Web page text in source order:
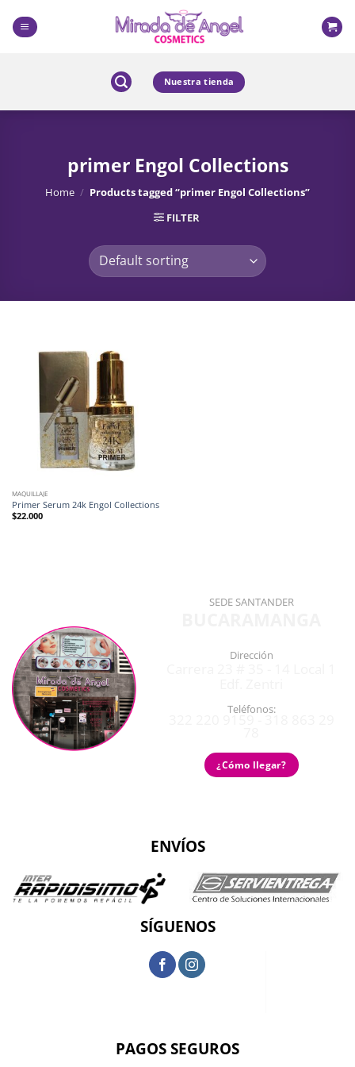
content
Nuestra tienda
primer Engol Collections
Home / Products tagged “primer Engol Collections”
FILTER
MAQUILLAJE
Primer Serum 24k Engol Collections
$22.000
SEDE SANTANDER
Dirección
Teléfonos:
¿Cómo llegar?
ENVÍOS
SÍGUENOS
PAGOS SEGUROS